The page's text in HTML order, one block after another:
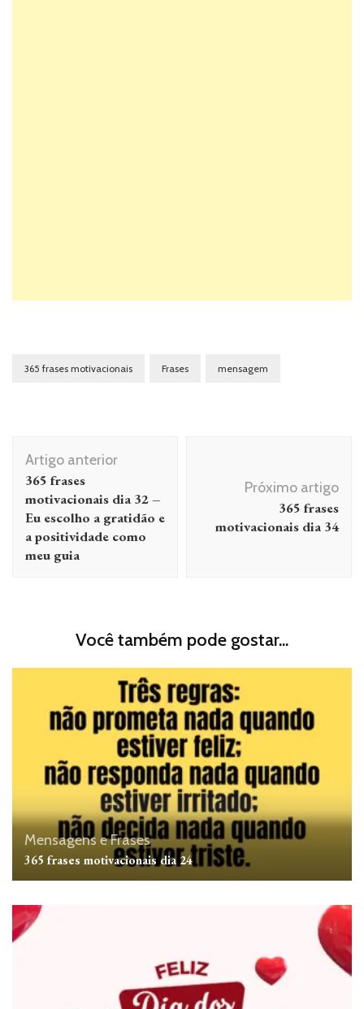
365 frases motivacionais Frases mensagem
Navegação
de
post
Artigo anterior
365 frases
motivacionais dia 32 –
Eu escolho a gratidão e
a positividade como
meu guia
Próximo artigo
365 frases
motivacionais dia 34
Você também pode gostar...
Mensagens e Frases
365 frases motivacionais dia 24